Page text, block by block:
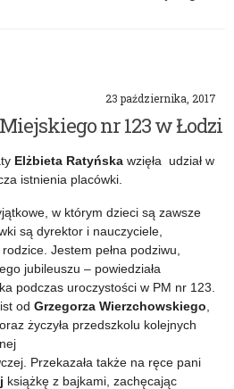
23 października, 2017
nr 123 w Łodzi
Elżbieta Ratyńska wzięła udział w
istnienia placówki.
w którym dzieci są zawsze
są dyrektor i nauczyciele,
Jestem pełna podziwu,
jubileuszu – powiedziała
podczas uroczystości w PM nr 123.
od Grzegorza Wierzchowskiego
życzyła przedszkolu kolejnych
Przekazała także na ręce pani
książkę z bajkami, zachęcając